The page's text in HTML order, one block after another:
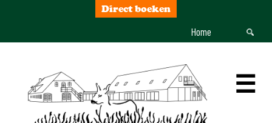
Direct boeken
Home
☰